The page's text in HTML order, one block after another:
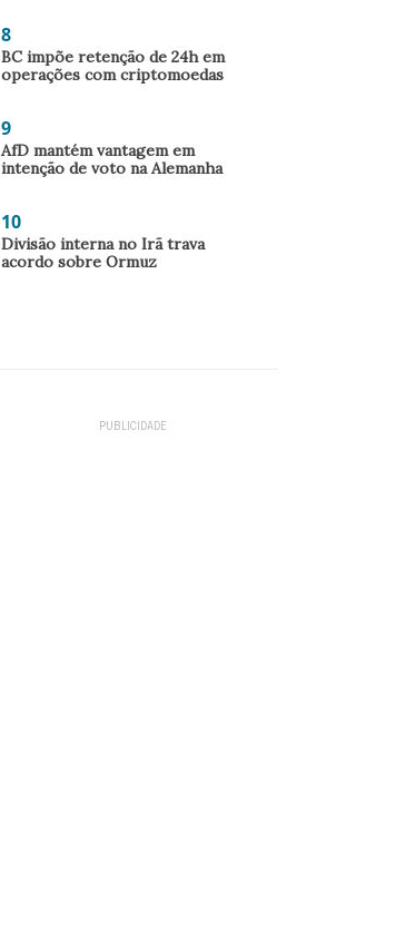
8
BC impõe retenção de 24h em
operações com criptomoedas
9
AfD mantém vantagem em
intenção de voto na Alemanha
10
Divisão interna no Irã trava
acordo sobre Ormuz